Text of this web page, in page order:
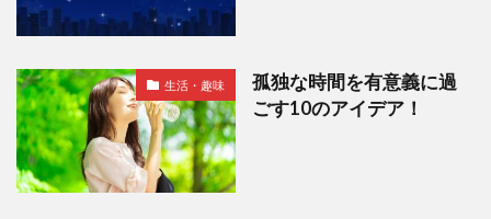
生活・趣味
孤独な時間を有意義に過
ごす10のアイデア！